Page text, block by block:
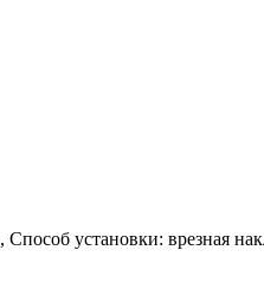
установки: врезная